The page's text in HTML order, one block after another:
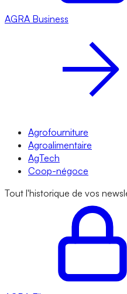
AGRA Business
Agrofourniture
Agroalimentaire
AgTech
Coop-négoce
Tout l'historique de vos